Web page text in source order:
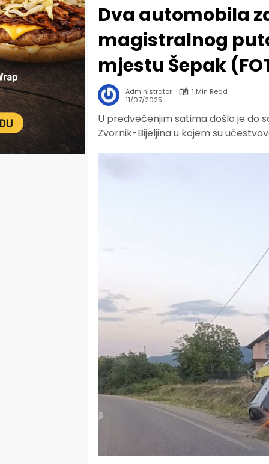
Dva automobila
magistralnog
mjestu Šepak
Administrator
1 Min Read
11/07/2025
U predvečenjim satima došlo je do
Zvornik-Bijeljina u kojem su